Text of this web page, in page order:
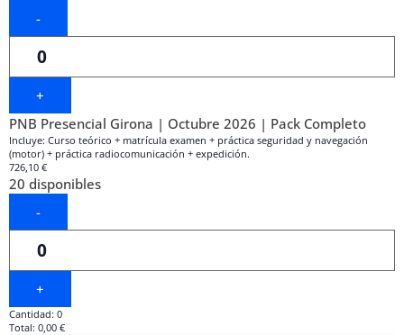
-
Cantidad
+
PNB Presencial Girona | Octubre 2026 | Pack Completo
Incluye: Curso teórico + matrícula examen + práctica seguridad y navegación
(motor) + práctica radiocomunicación + expedición.
726,10 €
20 disponibles
-
Cantidad
+
Cantidad: 0
Total: 0,00 €